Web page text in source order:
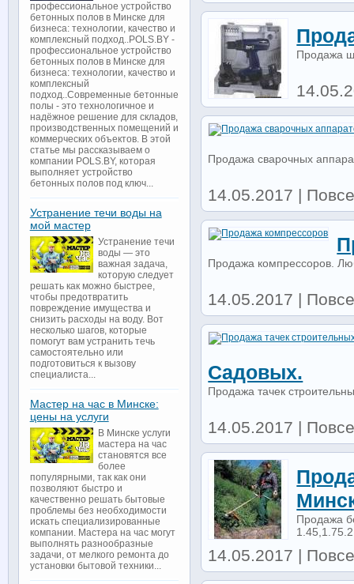
Продажа
Продажа сварочных
14.05.2017 |
Продажа компрессоров.
14.05.2017 |
Садовых.
Продажа тачек
14.05.2017 |
Продажа
14.05.2017 |
профессиональное устройство
бетонных полов в Минске для
бизнеса: технологии, качество и
комплексный подход..POLS.BY -
профессиональное устройство
бетонных полов в Минске для
бизнеса: технологии, качество и
комплексный
подход..Современные бетонные
полы - это технологичное и
надёжное решение для складов,
производственных помещений и
коммерческих объектов. В этой
статье мы рассказываем о
компании POLS.BY, которая
выполняет устройство
бетонных полов под ключ...
Устранение течи воды на
мой мастер
Устранение течи
воды — это
важная задача,
которую следует
решать как можно быстрее,
чтобы предотвратить
повреждение имущества и
снизить расходы на воду. Вот
несколько шагов, которые
помогут вам устранить течь
самостоятельно или
подготовиться к вызову
специалиста...
Мастер на час в Минске:
цены на услуги
В Минске услуги
мастера на час
становятся все
более
популярными, так как они
позволяют быстро и
качественно решать бытовые
проблемы без необходимости
искать специализированные
компании. Мастера на час могут
выполнять разнообразные
задачи, от мелкого ремонта до
установки бытовой техники...